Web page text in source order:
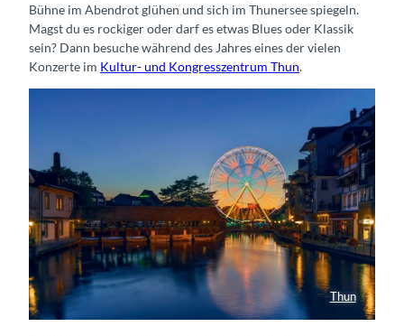
Bühne im Abendrot glühen und sich im Thunersee spiegeln.
Magst du es rockiger oder darf es etwas Blues oder Klassik
sein? Dann besuche während des Jahres eines der vielen
Konzerte im Kultur- und Kongresszentrum Thun.
Thun
Thunfest an der Aare